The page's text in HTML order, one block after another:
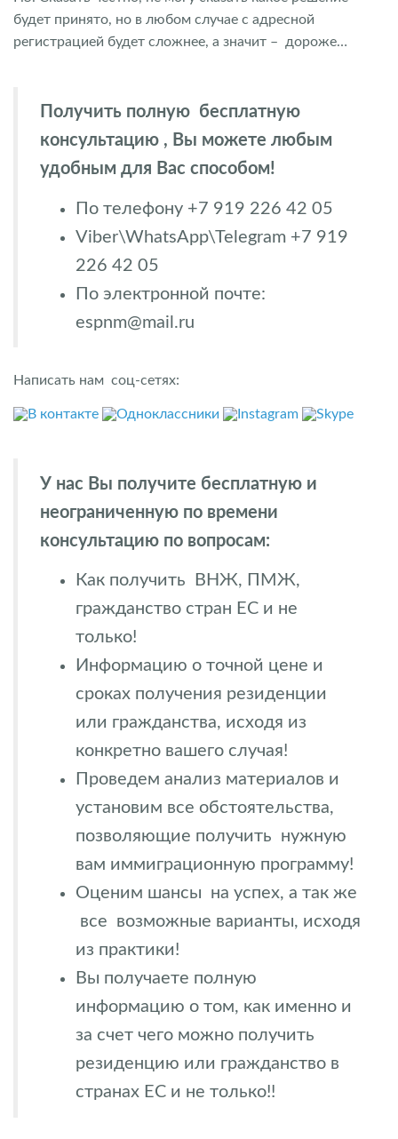
будет принято, но в любом случае с адресной
регистрацией будет сложнее, а значит – дороже…
Получить полную бесплатную
консультацию , Вы можете любым
удобным для Вас способом!
По телефону +7 919 226 42 05
Viber\WhatsApp\Telegram +7 919
226 42 05
По электронной почте:
espnm@mail.ru
Написать нам соц-сетях:
В контакте Одноклассники Instagram Skype
У нас Вы получите бесплатную и
неограниченную по времени
консультацию по вопросам:
Как получить ВНЖ, ПМЖ,
гражданство стран ЕС и не
только!
Информацию о точной цене и
сроках получения резиденции
или гражданства, исходя из
конкретно вашего случая!
Проведем анализ материалов и
установим все обстоятельства,
позволяющие получить нужную
вам иммиграционную программу!
Оценим шансы на успех, а так же
все возможные варианты, исходя
из практики!
Вы получаете полную
информацию о том, как именно и
за счет чего можно получить
резиденцию или гражданство в
странах ЕС и не только!!